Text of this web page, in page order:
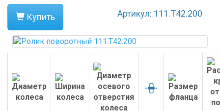
Купить Артикул: 111.Т42.200